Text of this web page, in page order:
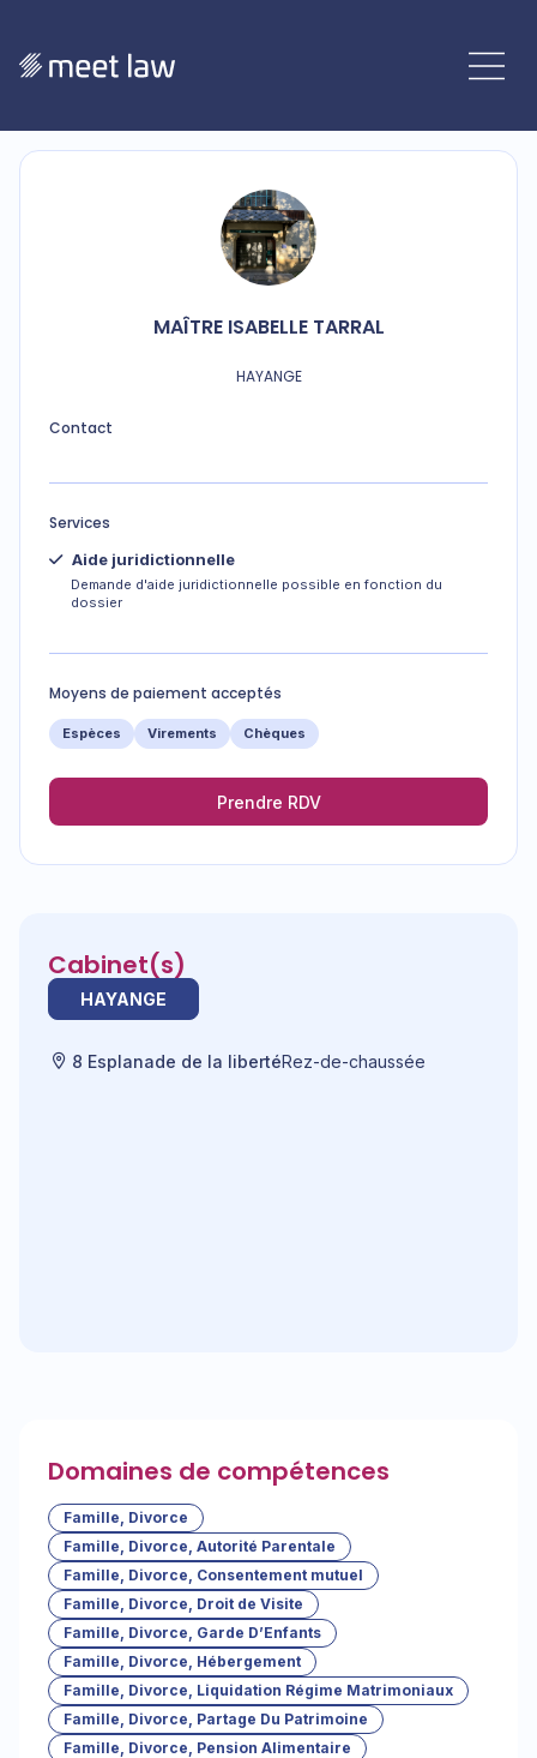
MAÎTRE ISABELLE TARRAL
HAYANGE
Contact
Services
Aide juridictionnelle
Demande d'aide juridictionnelle possible en fonction du
dossier
Moyens de paiement acceptés
Espèces Virements Chèques
Prendre RDV
Cabinet(s)
HAYANGE
8 Esplanade de la libertéRez-de-chaussée
Domaines de compétences
Famille, Divorce
Famille, Divorce, Autorité Parentale
Famille, Divorce, Consentement mutuel
Famille, Divorce, Droit de Visite
Famille, Divorce, Garde D’Enfants
Famille, Divorce, Hébergement
Famille, Divorce, Liquidation Régime Matrimoniaux
Famille, Divorce, Partage Du Patrimoine
Famille, Divorce, Pension Alimentaire